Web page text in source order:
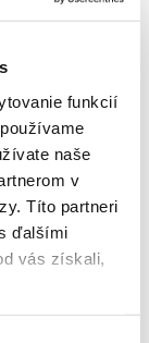
funkcií
naše
v
Títo partneri
ďalšími
vás získali,